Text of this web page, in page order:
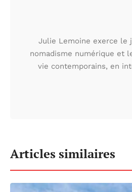
Julie Lemoine exerce le
nomadisme numérique et
vie contemporains, en
Articles similaires